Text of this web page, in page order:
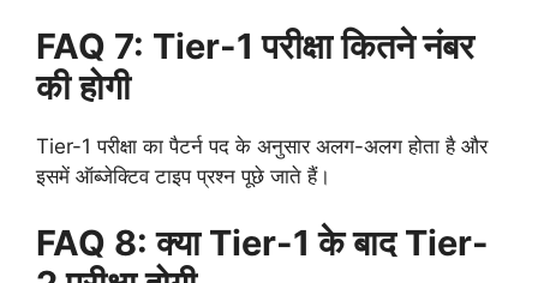
FAQ 7: Tier-1 परीक्षा कितने नंबर
की होगी
Tier-1 परीक्षा का पैटर्न पद के अनुसार अलग-अलग होता है और
इसमें ऑब्जेक्टिव टाइप प्रश्न पूछे जाते हैं।
FAQ 8: क्या Tier-1 के बाद Tier-